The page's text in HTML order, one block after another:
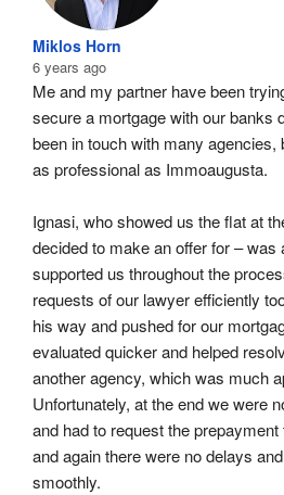
Miklos Horn
6 years ago
Me and my partner have been
secure a mortgage with our banks
been in touch with many agencies,
as professional as Immoaugusta.
Ignasi, who showed us the flat at
decided to make an offer for – was
supported us throughout the
requests of our lawyer efficiently
his way and pushed for our
evaluated quicker and helped
another agency, which was much
Unfortunately, at the end we were
and had to request the
and again there were no delays
smoothly.